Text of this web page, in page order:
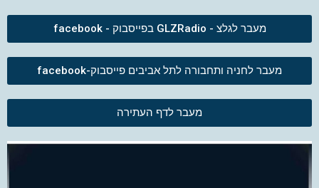
מעבר לגלצ - GLZRadio בפייסבוק - facebook
מעבר לחניה ותחבורה לתל אביבים פייסבוק-facebook
מעבר לדף העתירה